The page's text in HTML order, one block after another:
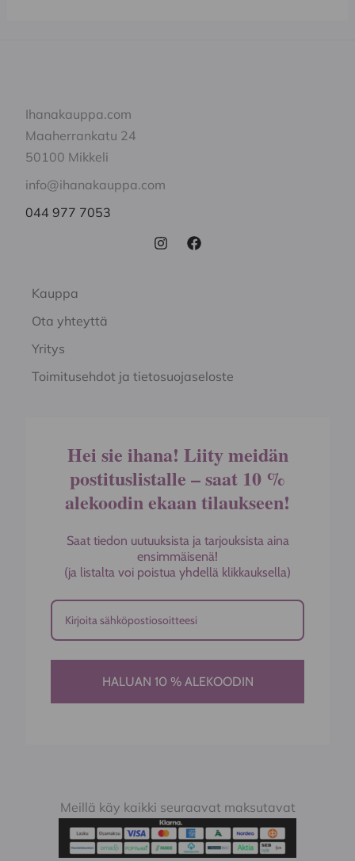
Ihanakauppa.com
Maaherrankatu 24
50100 Mikkeli
info@ihanakauppa.com
044 977 7053
Kauppa
Ota yhteyttä
Yritys
Toimitusehdot ja tietosuojaseloste
Hei sie ihana! Liity meidän
postituslistalle – saat 10 %
alekoodin ekaan tilaukseen!
Saat tiedon uutuuksista ja tarjouksista aina
ensimmäisenä!
(ja listalta voi poistua yhdellä klikkauksella)
HALUAN 10 % ALEKOODIN
Meillä käy kaikki seuraavat maksutavat